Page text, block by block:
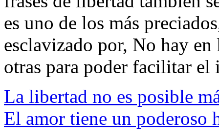
es uno de los más
esclavizado por, No hay
otras para poder facilitar el
La libertad no es posible
El amor tiene un poderoso